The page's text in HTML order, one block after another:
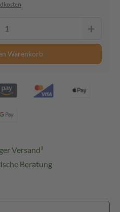
Warenkorb
Versand³
Beratung